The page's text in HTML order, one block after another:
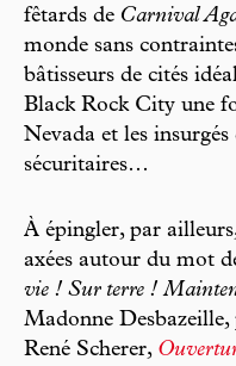
fêtards de Carnival
monde sans
bâtisseurs de cités
Black Rock City une
Nevada et les
sécuritaires…
À épingler, par
axées autour du mot
vie ! Sur terre !
Madonne
René Scherer,